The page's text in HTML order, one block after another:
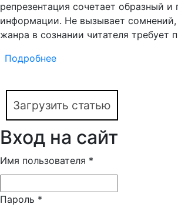
репрезентация сочетает образный
информации. Не вызывает сомнений,
жанра в сознании читателя требует
Подробнее
Загрузить статью
Вход на сайт
Имя пользователя *
Пароль *